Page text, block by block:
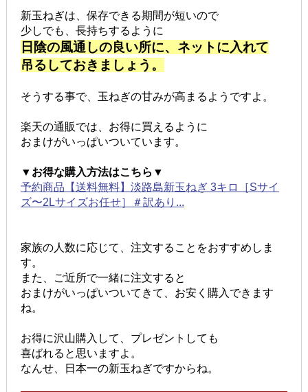
新玉ねぎは、保存できる期間が短いので
少しでも、長持ちするように
日陰の風通しの良い所に、ネットに入れて
吊るしておきましょう。
そうする事で、玉ねぎの甘みが高まるようですよ。
楽天の通販では、お得に買えるように
おまけがいっぱいついています。
▼お得な購入方法はこちら▼
予約商品【送料無料】淡路島新玉ねぎ 3キロ［Sサイ
ズ〜2Lサイズお任せ］＃訳あり...
家族の人数に応じて、注文することをおすすめしま
す。
また、ご近所で一緒に注文すると
おまけがいっぱいついてきて、お安く購入できます
ね。
お得に沢山購入して、プレゼントしても
喜ばれると思いますよ。
なんせ、日本一の新玉ねぎですからね。